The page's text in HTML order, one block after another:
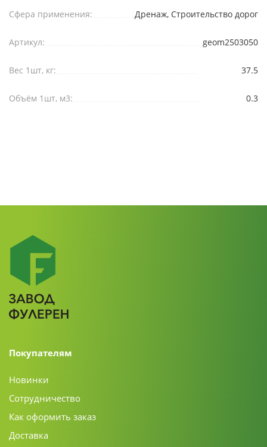
Сфера применения: Дренаж, Строительство дорог
Артикул: geom2503050
Вес 1шт, кг: 37.5
Объём 1шт, м3: 0.3
Покупателям
Новинки
Сотрудничество
Как оформить заказ
Доставка